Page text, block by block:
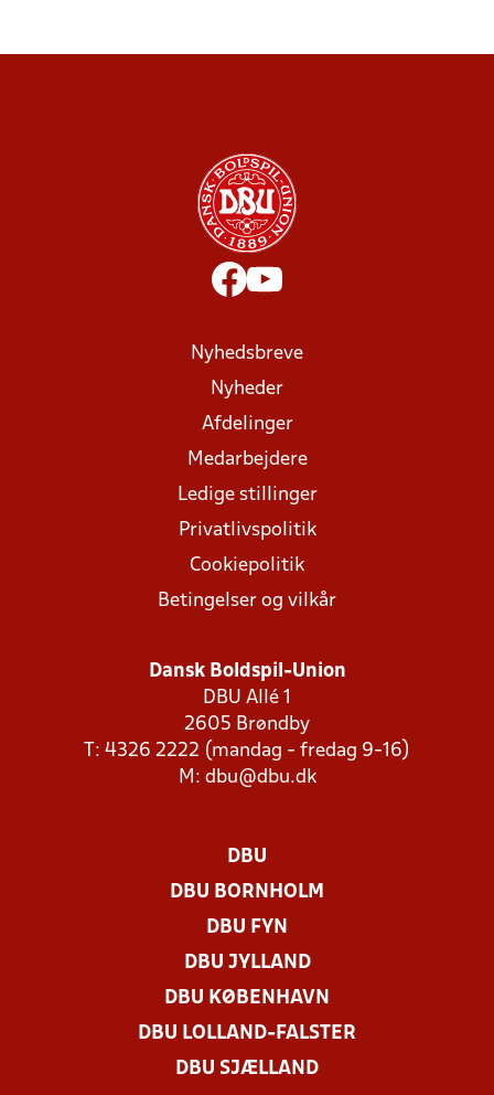
Nyhedsbreve
Nyheder
Afdelinger
Medarbejdere
Ledige stillinger
Privatlivspolitik
Cookiepolitik
Betingelser og vilkår
Dansk Boldspil-Union
DBU Allé 1
2605 Brøndby
T: 4326 2222 (mandag - fredag 9-16)
M: dbu@dbu.dk
DBU
DBU BORNHOLM
DBU FYN
DBU JYLLAND
DBU KØBENHAVN
DBU LOLLAND-FALSTER
DBU SJÆLLAND